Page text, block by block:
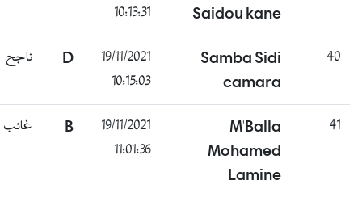
Saidou kane
10:13:31
40
Samba Sidi
camara
19/11/2021
10:15:03
D ناجح
41
M'Balla
Mohamed
Lamine
19/11/2021
11:01:36
B غائب